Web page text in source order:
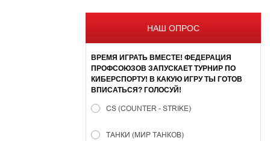
НАШ ОПРОС
ВРЕМЯ ИГРАТЬ ВМЕСТЕ! ФЕДЕРАЦИЯ
ПРОФСОЮЗОВ ЗАПУСКАЕТ ТУРНИР ПО
КИБЕРСПОРТУ! В КАКУЮ ИГРУ ТЫ ГОТОВ
ВПИСАТЬСЯ? ГОЛОСУЙ!
CS (COUNTER - STRIKE)
ТАНКИ (МИР ТАНКОВ)